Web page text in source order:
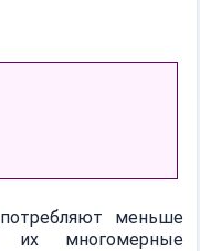
меньше
их многомерные